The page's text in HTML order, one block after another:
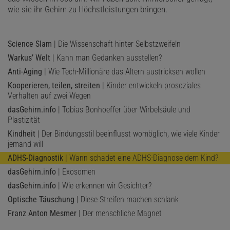
wie sie ihr Gehirn zu Höchstleistungen bringen.
Science Slam | Die Wissenschaft hinter Selbstzweifeln
Warkus’ Welt | Kann man Gedanken ausstellen?
Anti-Aging | Wie Tech-Millionäre das Altern austricksen wollen
Kooperieren, teilen, streiten | Kinder entwickeln prosoziales
Verhalten auf zwei Wegen
dasGehirn.info | Tobias Bonhoeffer über Wirbelsäule und
Plastizität
Kindheit | Der Bindungsstil beeinflusst womöglich, wie viele Kinder
jemand will
ADHS-Diagnostik | Wann schadet eine ADHS-Diagnose dem Kind?
dasGehirn.info | Exosomen
dasGehirn.info | Wie erkennen wir Gesichter?
Optische Täuschung | Diese Streifen machen schlank
Franz Anton Mesmer | Der menschliche Magnet